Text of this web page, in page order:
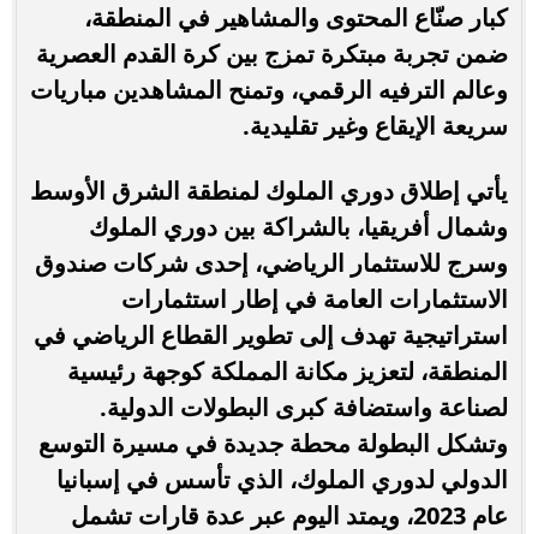
كبار صنّاع المحتوى والمشاهير في المنطقة،
ضمن تجربة مبتكرة تمزج بين كرة القدم العصرية
وعالم الترفيه الرقمي، وتمنح المشاهدين مباريات
سريعة الإيقاع وغير تقليدية.
يأتي إطلاق دوري الملوك لمنطقة الشرق الأوسط
وشمال أفريقيا، بالشراكة بين دوري الملوك
وسرج للاستثمار الرياضي، إحدى شركات صندوق
الاستثمارات العامة في إطار استثمارات
استراتيجية تهدف إلى تطوير القطاع الرياضي في
المنطقة، لتعزيز مكانة المملكة كوجهة رئيسية
لصناعة واستضافة كبرى البطولات الدولية.
وتشكل البطولة محطة جديدة في مسيرة التوسع
الدولي لدوري الملوك، الذي تأسس في إسبانيا
عام 2023، ويمتد اليوم عبر عدة قارات تشمل